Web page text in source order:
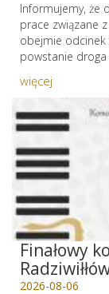
Informujemy, że
prace związane z
obejmie odcinek
powstanie droga
więcej
Finałowy
2026-08-06